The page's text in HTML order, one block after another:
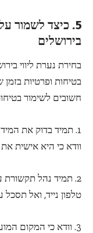
5. כיצד לשמור
בירושלים
בחירת נערת ליווי
בטיחות ופרטיות
חשובים לשימור
1. תמיד בדוק את
וודא כי היא אישית
2. תמיד נהל
טלפון נייד, ואל
3. וודא כי המקום